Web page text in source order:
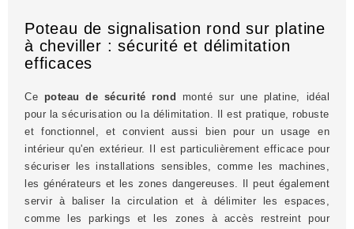
Poteau de signalisation rond sur platine
à cheviller : sécurité et délimitation
efficaces
Ce poteau de sécurité rond
monté sur une platine, idéal
pour la sécurisation ou la délimitation. Il est pratique, robuste
et fonctionnel, et convient aussi bien pour un usage en
intérieur qu'en extérieur. Il est particulièrement efficace pour
sécuriser les installations sensibles, comme les machines,
les générateurs et les zones dangereuses. Il peut également
servir à baliser la circulation et à délimiter les espaces,
comme les parkings et les zones à accès restreint pour